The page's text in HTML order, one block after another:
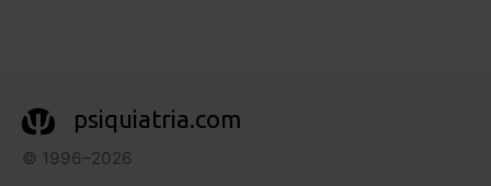
psiquiatria.com
© 1996–2026